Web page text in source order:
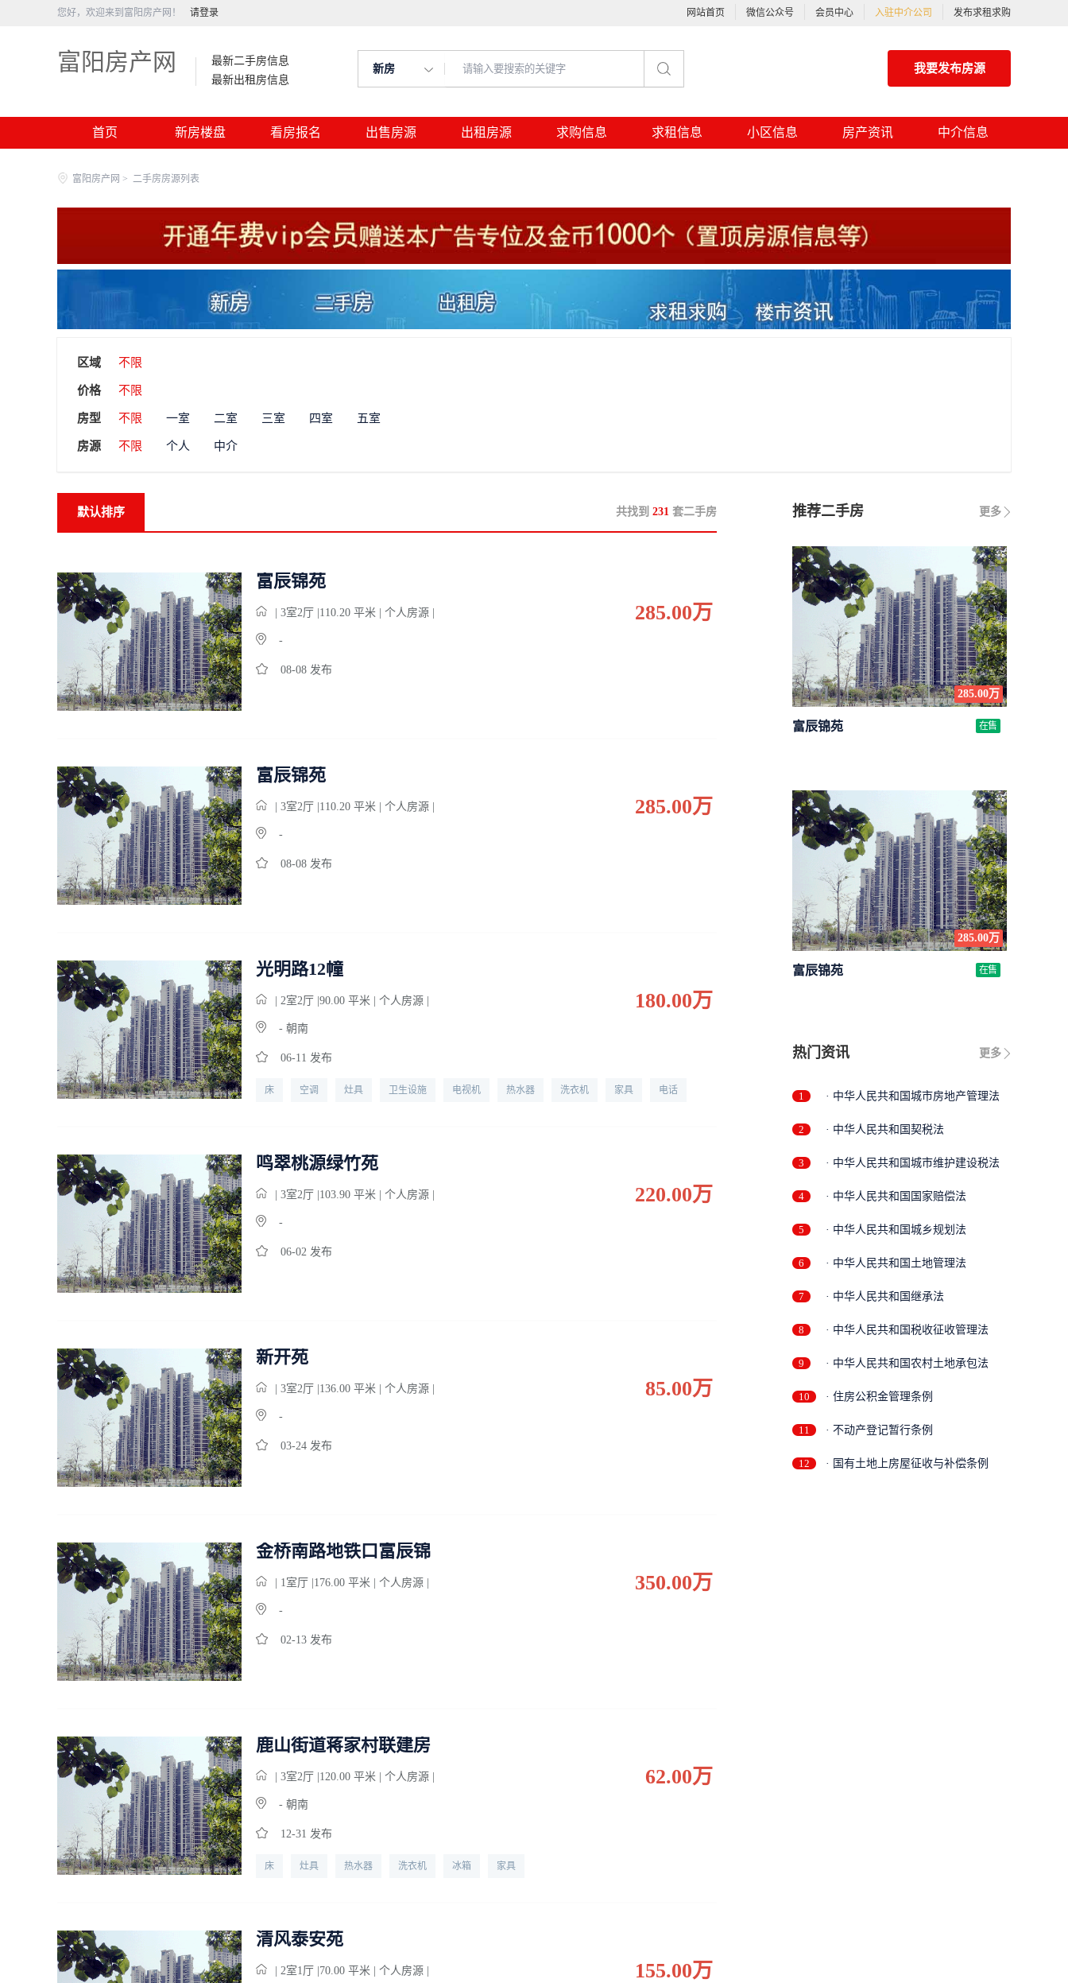
您好，欢迎来到富阳房产网！ 请登录 网站首页 微信公众号 会员中心 入驻中介公司 发布求租求购
富阳房产网
最新二手房信息
最新出租房信息
新房 我要发布房源
首页 新房楼盘 看房报名 出售房源 出租房源 求购信息 求租信息 小区信息 房产资讯 中介信息
富阳房产网 > 二手房房源列表
区域 不限
价格 不限
房型 不限 一室 二室 三室 四室 五室
房源 不限 个人 中介
默认排序 共找到 231 套二手房
富辰锦苑
| 3室2厅 |110.20 平米 | 个人房源 |
-
08-08 发布
285.00万
富辰锦苑
| 3室2厅 |110.20 平米 | 个人房源 |
-
08-08 发布
285.00万
光明路12幢
| 2室2厅 |90.00 平米 | 个人房源 |
- 朝南
06-11 发布
床 空调 灶具 卫生设施 电视机 热水器 洗衣机 家具 电话
180.00万
鸣翠桃源绿竹苑
| 3室2厅 |103.90 平米 | 个人房源 |
-
06-02 发布
220.00万
新开苑
| 3室2厅 |136.00 平米 | 个人房源 |
-
03-24 发布
85.00万
金桥南路地铁口富辰锦
| 1 室厅 |176.00 平米 | 个人房源 |
-
02-13 发布
350.00万
鹿山街道蒋家村联建房
| 3室2厅 |120.00 平米 | 个人房源 |
- 朝南
12-31 发布
床 灶具 热水器 洗衣机 冰箱 家具
62.00万
清风泰安苑
| 2室1 厅 |70.00 平米 | 个人房源 | 155.00万
更多
推荐二手房
285.00万
富辰锦苑 在售
285.00万
富辰锦苑 在售
更多
热门资讯
1 · 中华人民共和国城市房地产管理法
2 · 中华人民共和国契税法
3 · 中华人民共和国城市维护建设税法
4 · 中华人民共和国国家赔偿法
5 · 中华人民共和国城乡规划法
6 · 中华人民共和国土地管理法
7 · 中华人民共和国继承法
8 · 中华人民共和国税收征收管理法
9 · 中华人民共和国农村土地承包法
10 · 住房公积金管理条例
11 · 不动产登记暂行条例
12 · 国有土地上房屋征收与补偿条例